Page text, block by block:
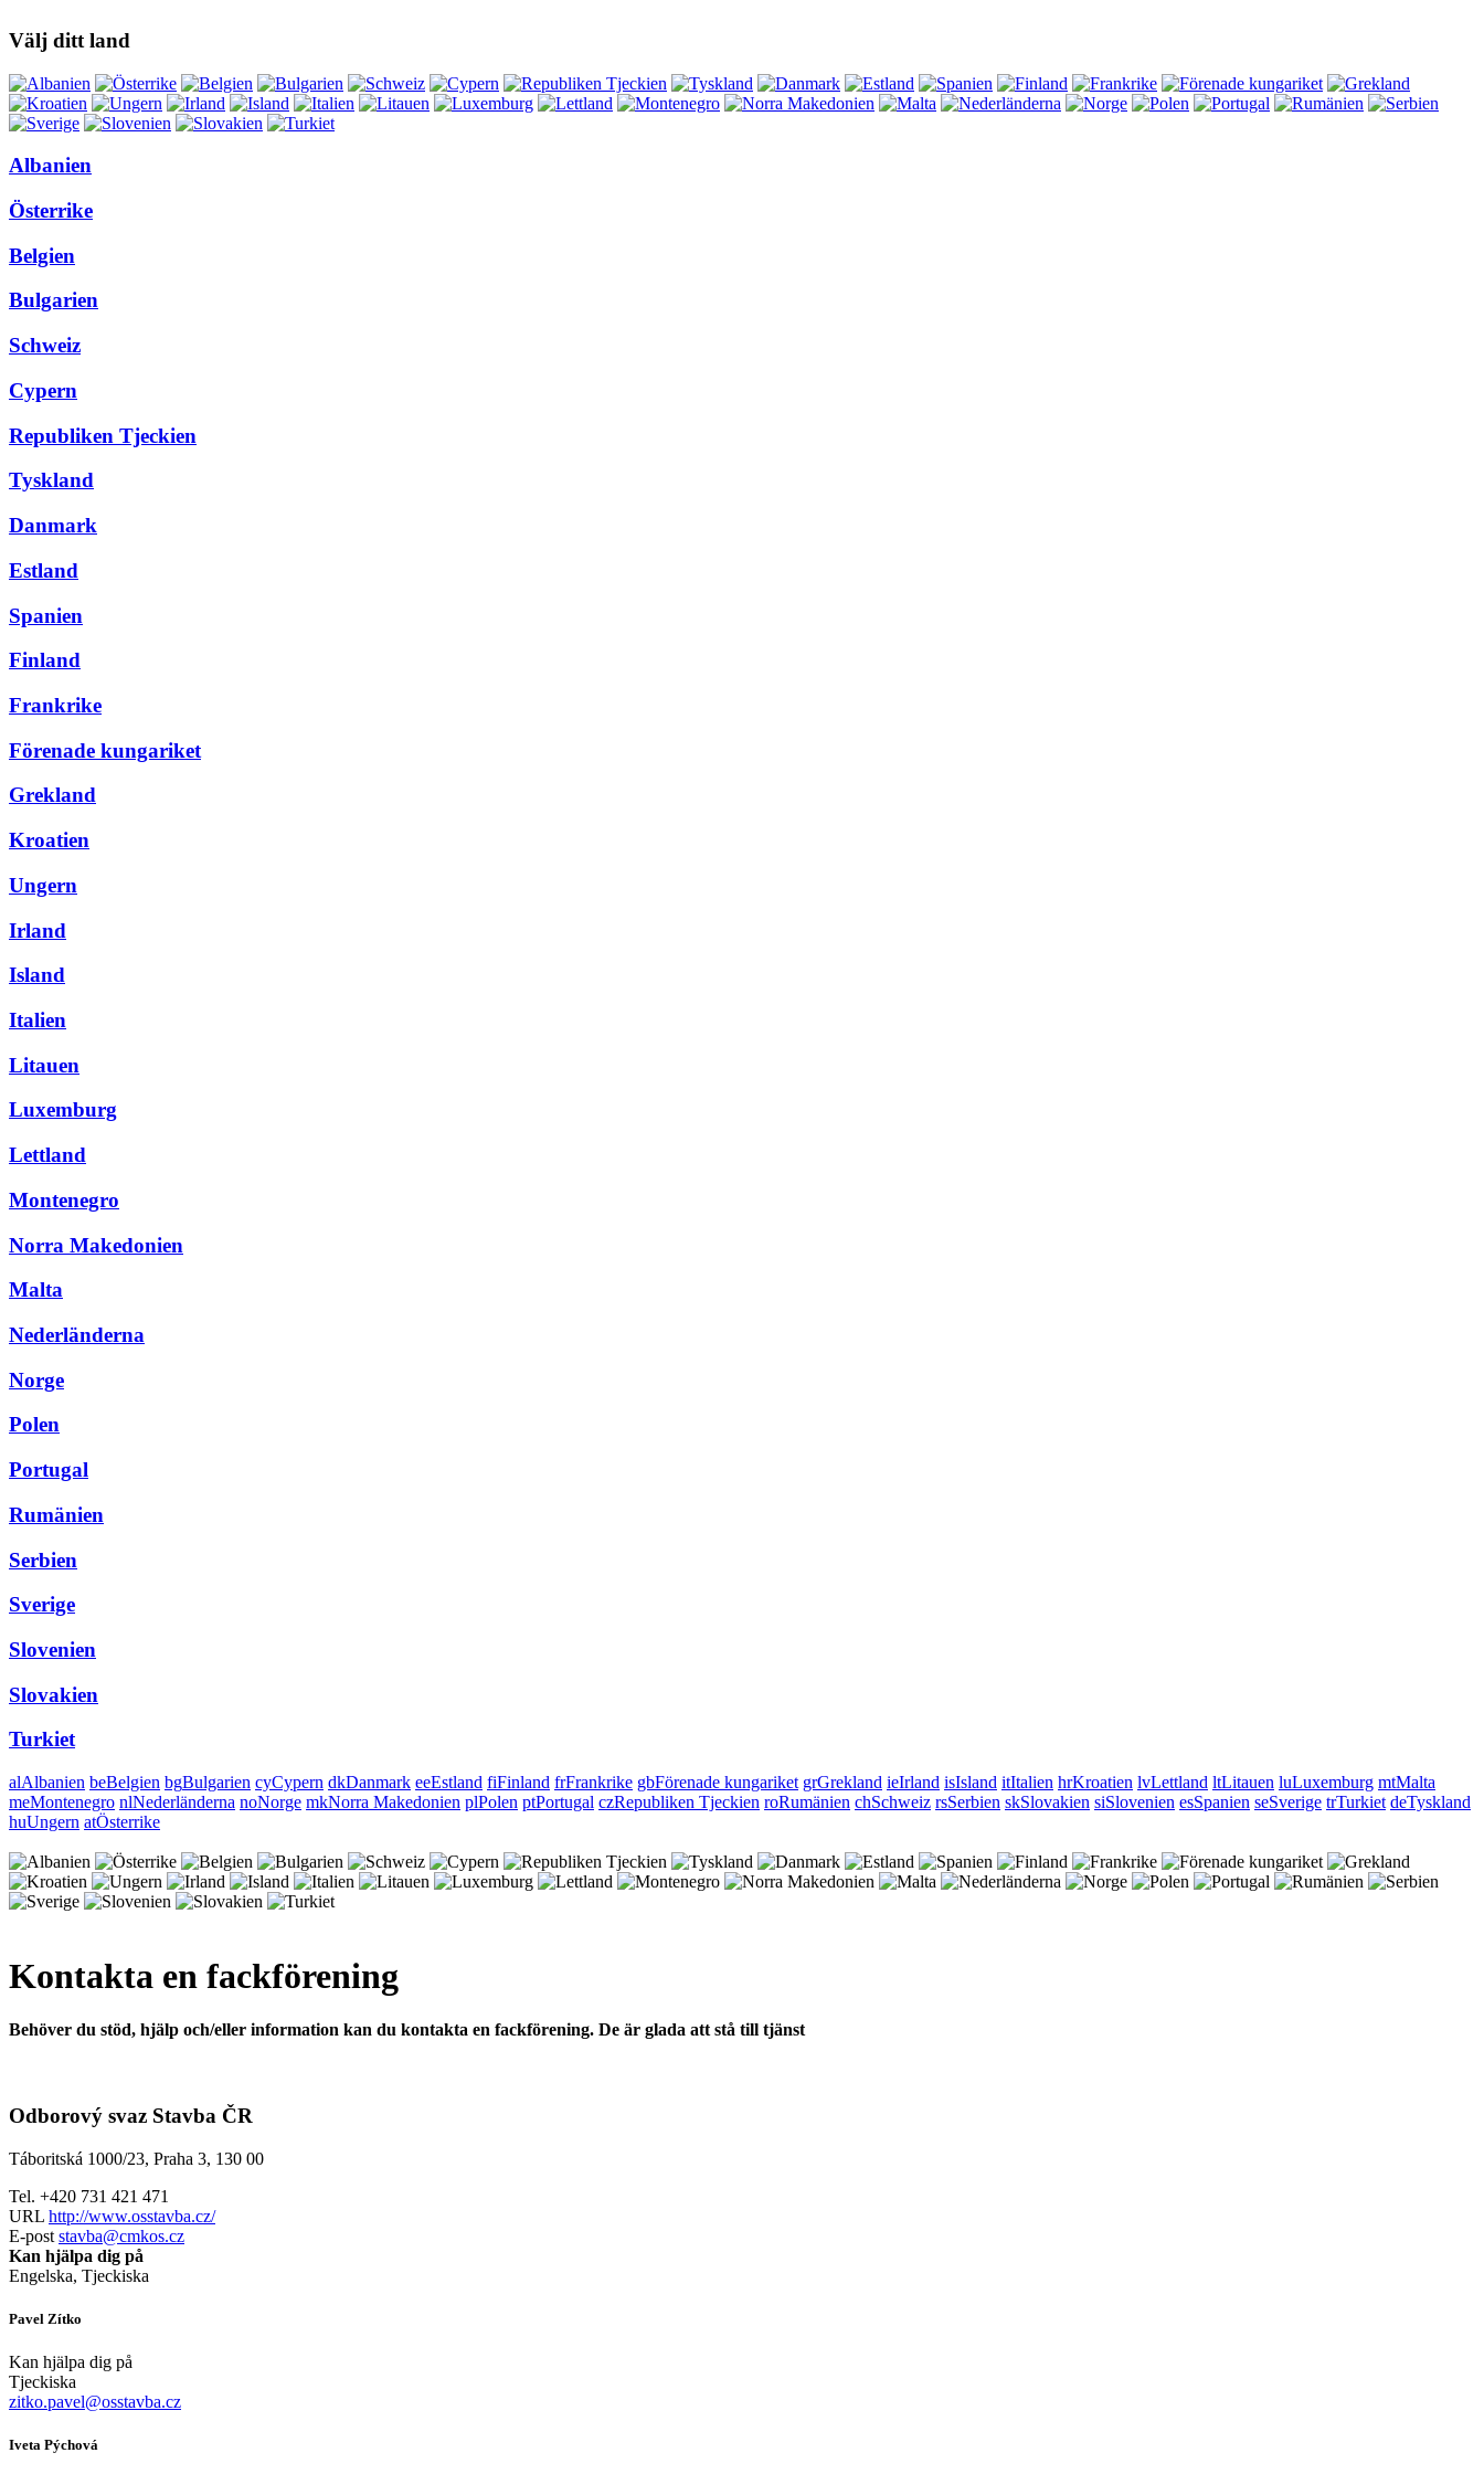
Välj ditt land
Albanien
Österrike
Belgien
Bulgarien
Schweiz
Cypern
Republiken Tjeckien
Tyskland
Danmark
Estland
Spanien
Finland
Frankrike
Förenade kungariket
Grekland
Kroatien
Ungern
Irland
Island
Italien
Litauen
Luxemburg
Lettland
Montenegro
Norra Makedonien
Malta
Nederländerna
Norge
Polen
Portugal
Rumänien
Serbien
Sverige
Slovenien
Slovakien
Turkiet
alAlbanien beBelgien bgBulgarien cyCypern dkDanmark eeEstland fiFinland frFrankrike gbFörenade kungariket grGrekland ieIrland isIsland itItalien hrKroatien lvLettland ltLitauen luLuxemburg mtMalta
meMontenegro nlNederländerna noNorge mkNorra Makedonien plPolen ptPortugal czRepubliken Tjeckien roRumänien chSchweiz rsSerbien skSlovakien siSlovenien esSpanien seSverige trTurkiet deTyskland
huUngern atÖsterrike
Kontakta en fackförening
Behöver du stöd, hjälp och/eller information kan du kontakta en fackförening. De är glada att stå till tjänst
Odborový svaz Stavba ČR
Táboritská 1000/23, Praha 3, 130 00
Tel. +420 731 421 471
URL http://www.osstavba.cz/
E-post stavba@cmkos.cz
Kan hjälpa dig på
Engelska, Tjeckiska
Pavel Zítko
Kan hjälpa dig på
Tjeckiska
zitko.pavel@osstavba.cz
Iveta Pýchová